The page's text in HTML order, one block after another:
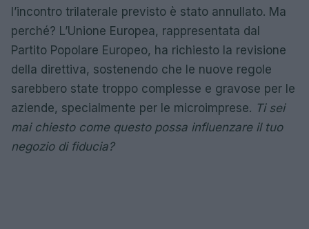
l’incontro trilaterale previsto è stato annullato. Ma
perché? L’Unione Europea, rappresentata dal
Partito Popolare Europeo, ha richiesto la revisione
della direttiva, sostenendo che le nuove regole
sarebbero state troppo complesse e gravose per le
aziende, specialmente per le microimprese. Ti sei
mai chiesto come questo possa influenzare il tuo
negozio di fiducia?